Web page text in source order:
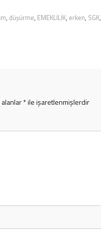
, düşürme, EMEKLİLİK, erken, SGK,
*ile işaretlenmişlerdir